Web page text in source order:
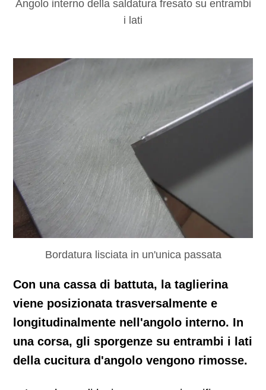
Angolo interno della saldatura fresato su entrambi
i lati
Bordatura lisciata in un'unica passata
Con una cassa di battuta, la taglierina
viene posizionata trasversalmente e
longitudinalmente nell'angolo interno. In
una corsa, gli sporgenze su entrambi i lati
della cucitura d'angolo vengono rimosse.